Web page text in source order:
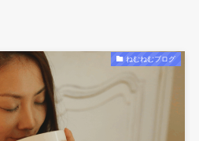
ねむねむブログ